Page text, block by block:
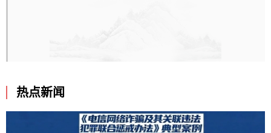
热点新闻